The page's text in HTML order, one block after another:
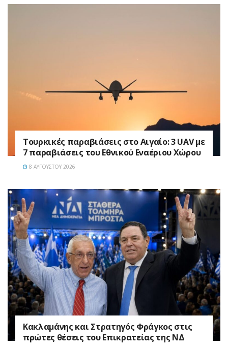
Τουρκικές παραβιάσεις στο Αιγαίο: 3 UAV με
7 παραβιάσεις του Εθνικού Εναέριου Χώρου
8 ΑΥΓΟΎΣΤΟΥ 2026
Κακλαμάνης και Στρατηγός Φράγκος στις
πρώτες θέσεις του Επικρατείας της ΝΔ